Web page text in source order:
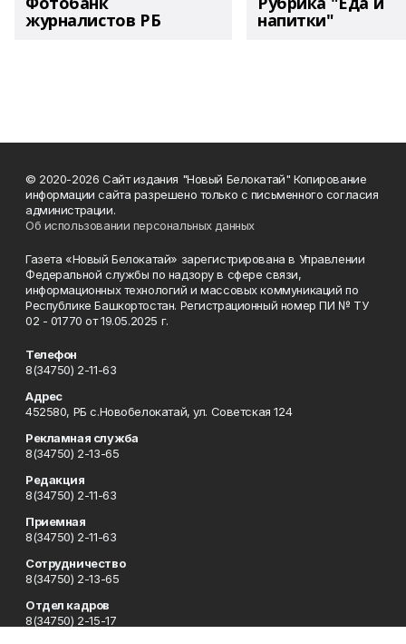
журналистов РБ напитки"
© 2020-2026 Сайт издания "Новый Белокатай" Копирование
информации сайта разрешено только с письменного согласия
администрации.
Об использовании персональных данных
Газета «Новый Белокатай» зарегистрирована в Управлении
Федеральной службы по надзору в сфере связи,
информационных технологий и массовых коммуникаций по
Республике Башкортостан. Регистрационный номер ПИ № ТУ
02 - 01770 от 19.05.2025 г.
Телефон
8(34750) 2-11-63
Адрес
452580, РБ с.Новобелокатай, ул. Советская 124
Рекламная служба
8(34750) 2-13-65
Редакция
8(34750) 2-11-63
Приемная
8(34750) 2-11-63
Сотрудничество
8(34750) 2-13-65
Отдел кадров
8(34750) 2-15-17